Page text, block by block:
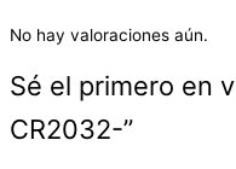
No hay valoraciones aún.
Sé el primero en
CR2032-”